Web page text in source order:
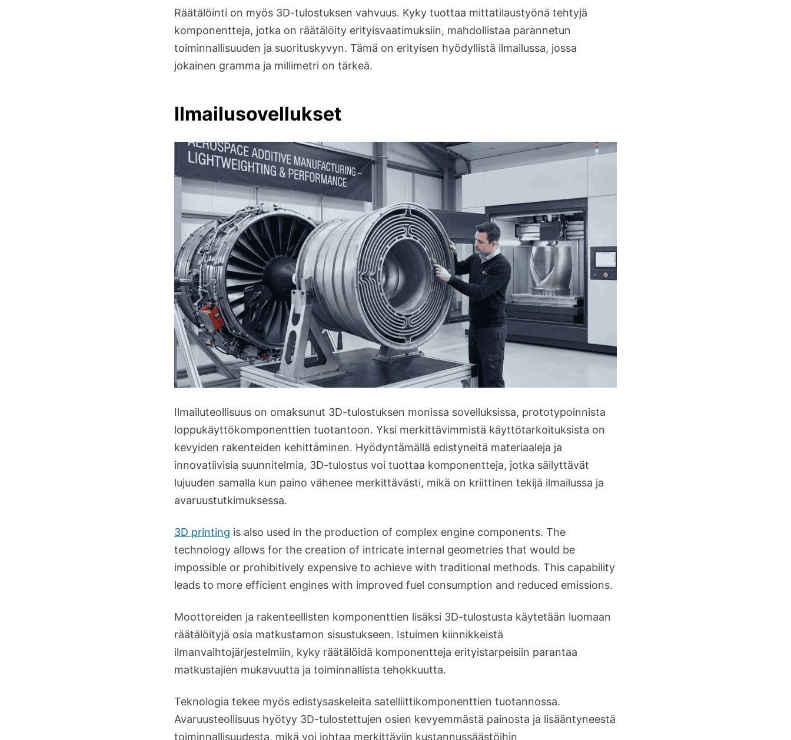
Räätälöinti on myös 3D-tulostuksen vahvuus. Kyky tuottaa mittatilaustyönä tehtyjä
komponentteja, jotka on räätälöity erityisvaatimuksiin, mahdollistaa parannetun
toiminnallisuuden ja suorituskyvyn. Tämä on erityisen hyödyllistä ilmailussa, jossa
jokainen gramma ja millimetri on tärkeä.
Ilmailusovellukset
Ilmailuteollisuus on omaksunut 3D-tulostuksen monissa sovelluksissa, prototypoinnista
loppukäyttökomponenttien tuotantoon. Yksi merkittävimmistä käyttötarkoituksista on
kevyiden rakenteiden kehittäminen. Hyödyntämällä edistyneitä materiaaleja ja
innovatiivisia suunnitelmia, 3D-tulostus voi tuottaa komponentteja, jotka säilyttävät
lujuuden samalla kun paino vähenee merkittävästi, mikä on kriittinen tekijä ilmailussa ja
avaruustutkimuksessa.
3D printing is also used in the production of complex engine components. The
technology allows for the creation of intricate internal geometries that would be
impossible or prohibitively expensive to achieve with traditional methods. This capability
leads to more efficient engines with improved fuel consumption and reduced emissions.
Moottoreiden ja rakenteellisten komponenttien lisäksi 3D-tulostusta käytetään luomaan
räätälöityjä osia matkustamon sisustukseen. Istuimen kiinnikkeistä
ilmanvaihtojärjestelmiin, kyky räätälöidä komponentteja erityistarpeisiin parantaa
matkustajien mukavuutta ja toiminnallista tehokkuutta.
Teknologia tekee myös edistysaskeleita satelliittikomponenttien tuotannossa.
Avaruusteollisuus hyötyy 3D-tulostettujen osien kevyemmästä painosta ja lisääntyneestä
toiminnallisuudesta, mikä voi johtaa merkittäviin kustannussäästöihin